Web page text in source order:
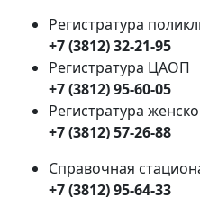
Регистратура
+7 (3812) 32-21-95
Регистратура ЦАОП
+7 (3812) 95-60-05
Регистратура
+7 (3812) 57-26-88
Справочная
+7 (3812) 95-64-33